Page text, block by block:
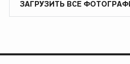
ЗАГРУЗИТЬ ВСЕ